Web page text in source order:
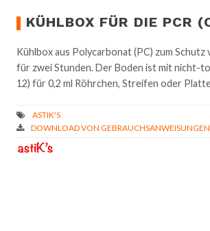
KÜHLBOX FÜR DIE PCR
Kühlbox aus Polycarbonat (PC) zum Schutz
für zwei Stunden. Der Boden ist mit nicht-
12) für 0,2 ml Röhrchen, Streifen oder
DOWNLOAD VON